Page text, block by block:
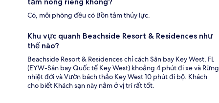
Có, mỗi phòng đều có Bồn tắm thủy lực.
Khu vực quanh Beachside Resort & Residences như
thế nào?
Beachside Resort & Residences chỉ cách Sân bay Key West, FL
(EYW-Sân bay Quốc tế Key West) khoảng 4 phút đi xe và Rừng
nhiệt đới và Vườn bách thảo Key West 10 phút đi bộ. Khách
cho biết Khách sạn này nằm ở vị trí rất tốt.